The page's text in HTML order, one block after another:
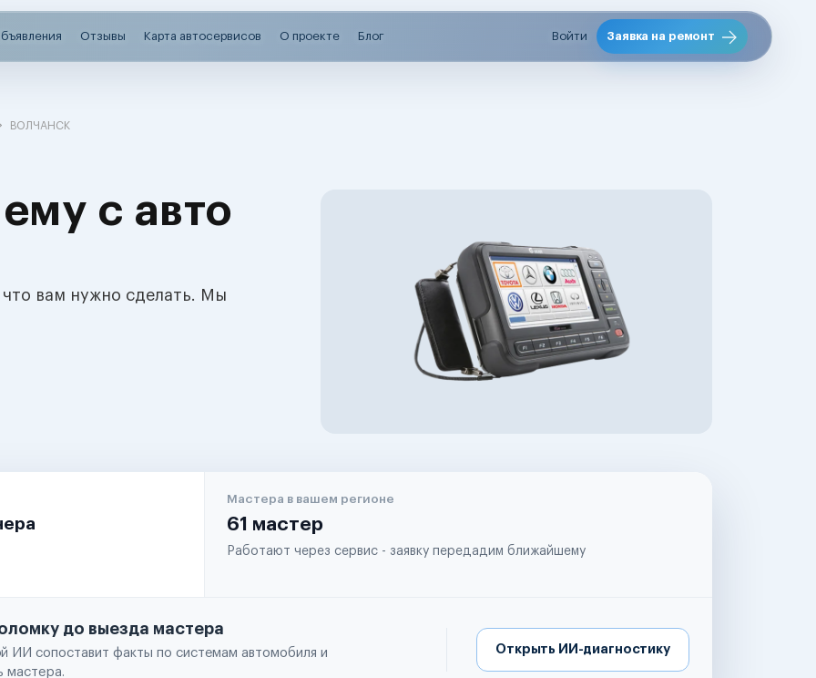
Отзывы Карта автосервисов О проекте Блог Войти Заявка на ремонт
ВОЛЧАНСК
с авто
вам нужно сделать. Мы
Мастера в вашем регионе
61 мастер
Работают через сервис - заявку передадим ближайшему
до выезда мастера
ИИ сопоставит факты по системам автомобиля и
мастера.
Открыть ИИ-диагностику